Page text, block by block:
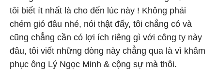
tôi biết ít nhất là cho đến lúc này ! Không phải
chém gió đâu nhé, nói thật đấy, tôi chẳng có và
cũng chẳng cần có lợi ích riêng gì với công ty này
đâu, tôi viết những dòng này chẳng qua là vì khâm
phục ông Lý Ngọc Minh & cộng sự mà thôi.